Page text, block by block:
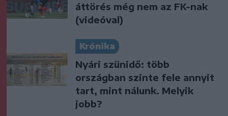
áttörés még nem az FK-nak
(videóval)
Krónika
Nyári szünidő: több
országban szinte fele annyit
tart, mint nálunk. Melyik
jobb?